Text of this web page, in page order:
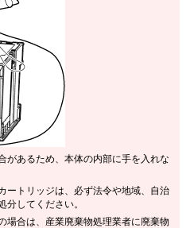
があるため、本体の内部に手を入れな
ートリッジは、必ず法令や地域、自治
分してください。
場合は、産業廃棄物処理業者に廃棄物